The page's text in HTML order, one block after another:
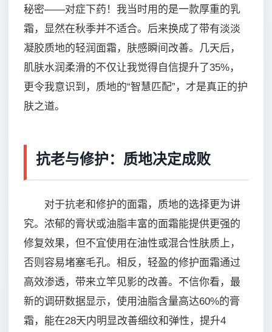
秘密——对症下药！我当时用的是一款厚重的乳
霜，显然在秋季并不适合。后来换成了带有淡淡
凝胶质地的轻润面霜，肤感瞬间改善。几天后，
肌肤水润柔滑的不仅让我觉得自信提升了35%，
更令我意识到，质地的“智慧匹配”，才是真正的护
肤之道。
抗老与修护：质地决定成败
对于抗老和修护的面霜，质地的选择更为讲
究。浓郁的膏状或油脂丰富的面霜能提供更强的
修复效果，但不宜使用在油性或混合性肤质上，
否则容易堵塞毛孔。相反，轻盈的修护面霜通过
高效渗透，带来立竿见影的改善。不信你看，最
新的调研数据显示，使用油脂含量高达60%的膏
霜，能在28天内明显改善细纹和弹性，提升4